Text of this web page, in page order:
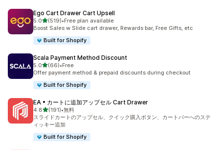
Ego Cart Drawer Cart Upsell
5.05つ星中
(519)
合計レビュー数：519件
•Free plan available
Boost Sales w Slide cart drawer, Rewards bar, Free Gifts, etc
Built for Shopify
Scala Payment Method Discount
5.05つ星中
(66)
合計レビュー数：66件
•Free
Offer payment method & prepaid discounts during checkout
Built for Shopify
EA • カートに追加アップセル Cart Drawer
4.85つ星中
(191)
合計レビュー数：191件
•無料
スライドカートのアップセル、クイック購入ボタン、カートバーへのステ
ィッキー追加
Built for Shopify